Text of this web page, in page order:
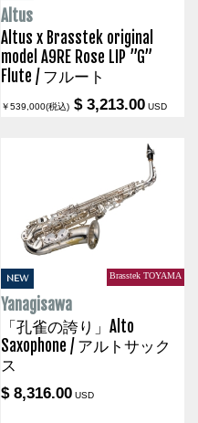
Altus
Altus x Brasstek original
model A9RE Rose LIP ”G”
Flute / フルート
￥539,000(税込) $ 3,213.00USD
NEW Brasstek TOYAMA
Yanagisawa
「孔雀の誇り」Alto
Saxophone / アルトサック
ス
$ 8,316.00USD